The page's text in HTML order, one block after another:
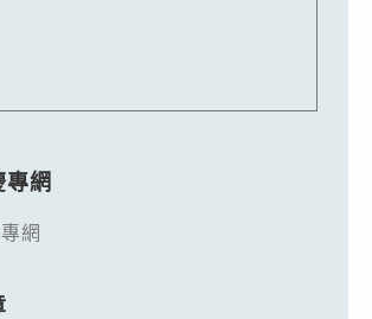
專網
網